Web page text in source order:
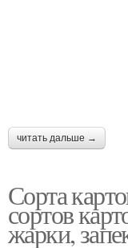
читать дальше →
Сорта
сортов
жарки,